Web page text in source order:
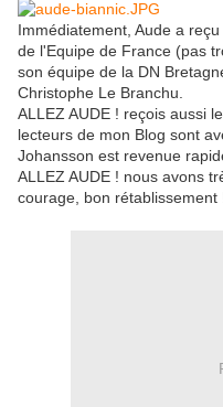
Immédiatement, Aude a
de l'Equipe de France (pas
son équipe de la DN
Christophe Le Branchu.
ALLEZ AUDE ! reçois aussi
lecteurs de mon Blog sont
Johansson est revenue
ALLEZ AUDE ! nous avons
courage, bon rétablissement